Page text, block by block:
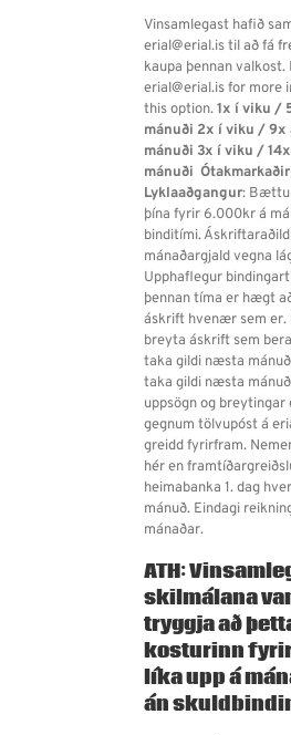
Vinsamlegast hafið
erial@erial.is til að fá
kaupa þennan
erial@erial.is for more
this option.1x í viku /
mánuði 2x í viku / 9x
mánuði 3x í viku /
mánuði
Lyklaaðgangur: Bættu
þína fyrir 6.000kr á
binditími.
mánaðargjald vegna
Upphaflegur
þennan tíma er hægt
áskrift hvenær sem er.
breyta áskrift sem
taka gildi næsta
taka gildi næsta
uppsögn og
gegnum tölvupóst á
greidd fyrirfram.
hér en
heimabanka 1. dag
mánuð. Eindagi
mánaðar.
ATH:
skilmálana
tryggja að
kosturinn fyrir
líka upp á
án